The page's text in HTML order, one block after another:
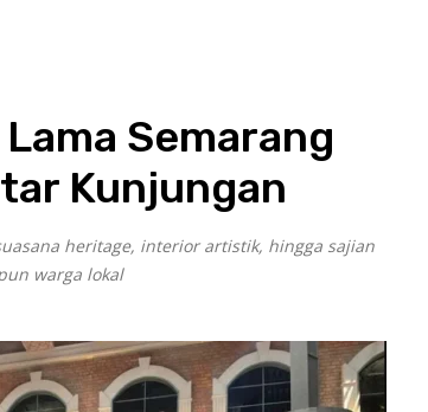
Semarang
Kunjungan
heritage, interior artistik, hingga sajian
warga lokal